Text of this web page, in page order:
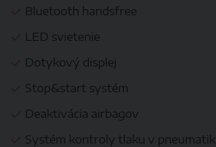
Bluetooth handsfree
LED svietenie
Dotykový displej
Stop&start systém
Deaktivácia airbagov
Systém kontroly tlaku v